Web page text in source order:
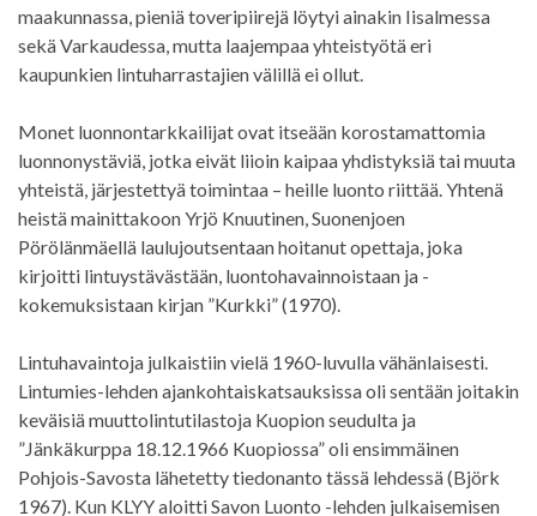
maakunnassa, pieniä toveripiirejä löytyi ainakin Iisalmessa
sekä Varkaudessa, mutta laajempaa yhteistyötä eri
kaupunkien lintuharrastajien välillä ei ollut.
Monet luonnontarkkailijat ovat itseään korostamattomia
luonnonystäviä, jotka eivät liioin kaipaa yhdistyksiä tai muuta
yhteistä, järjestettyä toimintaa – heille luonto riittää. Yhtenä
heistä mainittakoon Yrjö Knuutinen, Suonenjoen
Pörölänmäellä laulujoutsentaan hoitanut opettaja, joka
kirjoitti lintuystävästään, luontohavainnoistaan ja -
kokemuksistaan kirjan ”Kurkki” (1970).
Lintuhavaintoja julkaistiin vielä 1960-luvulla vähänlaisesti.
Lintumies-lehden ajankohtaiskatsauksissa oli sentään joitakin
keväisiä muuttolintutilastoja Kuopion seudulta ja
”Jänkäkurppa 18.12.1966 Kuopiossa” oli ensimmäinen
Pohjois-Savosta lähetetty tiedonanto tässä lehdessä (Björk
1967). Kun KLYY aloitti Savon Luonto -lehden julkaisemisen